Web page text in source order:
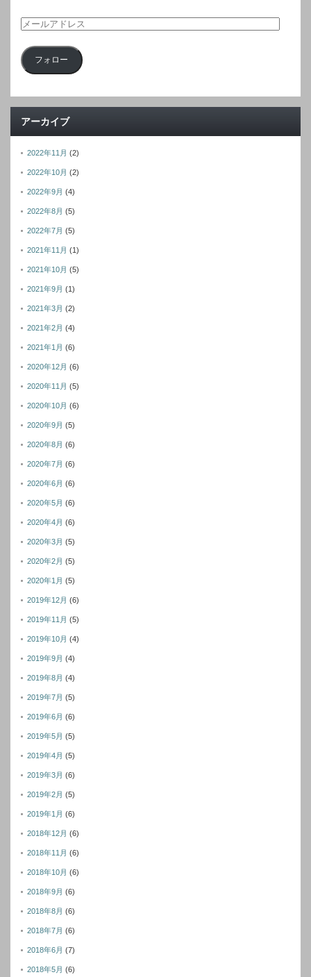
メ
ル
ド
フォロー
アーカイブ
2022年11月 (2)
2022年10月 (2)
2022年9月 (4)
2022年8月 (5)
2022年7月 (5)
2021年11月 (1)
2021年10月 (5)
2021年9月 (1)
2021年3月 (2)
2021年2月 (4)
2021年1月 (6)
2020年12月 (6)
2020年11月 (5)
2020年10月 (6)
2020年9月 (5)
2020年8月 (6)
2020年7月 (6)
2020年6月 (6)
2020年5月 (6)
2020年4月 (6)
2020年3月 (5)
2020年2月 (5)
2020年1月 (5)
2019年12月 (6)
2019年11月 (5)
2019年10月 (4)
2019年9月 (4)
2019年8月 (4)
2019年7月 (5)
2019年6月 (6)
2019年5月 (5)
2019年4月 (5)
2019年3月 (6)
2019年2月 (5)
2019年1月 (6)
2018年12月 (6)
2018年11月 (6)
2018年10月 (6)
2018年9月 (6)
2018年8月 (6)
2018年7月 (6)
2018年6月 (7)
2018年5月 (6)